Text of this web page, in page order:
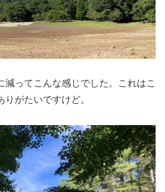
減ってこんな感じでした。これはこ
がたいですけど。